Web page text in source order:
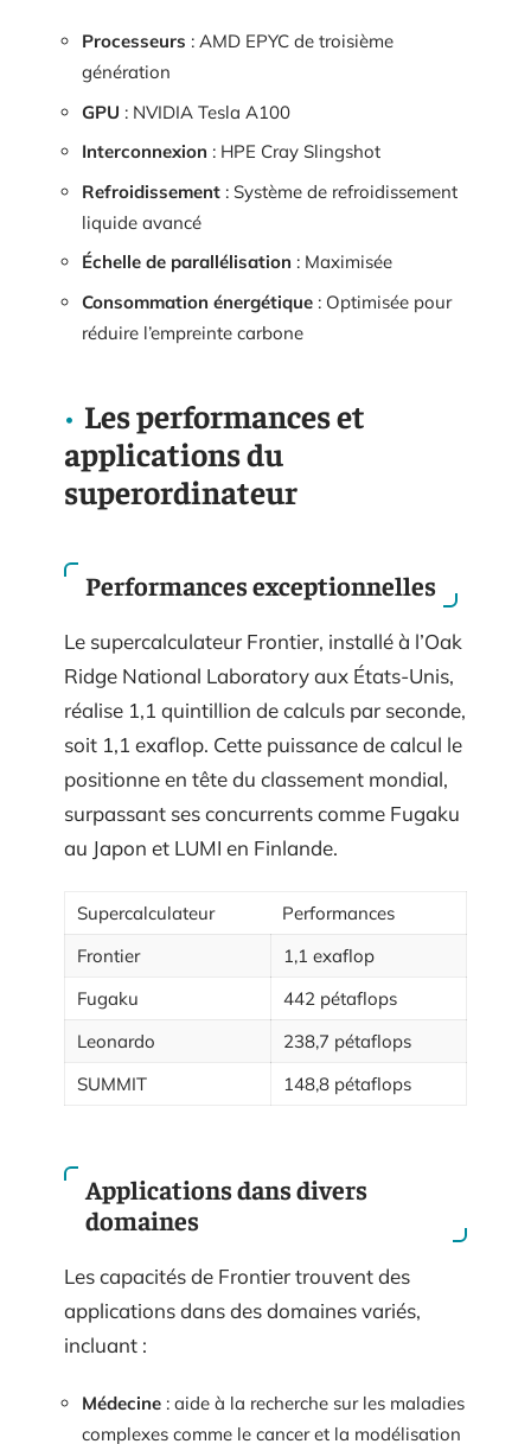
Processeurs : AMD EPYC de troisième
génération
GPU : NVIDIA Tesla A100
Interconnexion : HPE Cray Slingshot
Refroidissement : Système de refroidissement
liquide avancé
Échelle de parallélisation : Maximisée
Consommation énergétique : Optimisée pour
réduire l’empreinte carbone
Les performances et
applications du
superordinateur
Performances exceptionnelles
Le supercalculateur Frontier, installé à l’Oak
Ridge National Laboratory aux États-Unis,
réalise 1,1 quintillion de calculs par seconde,
soit 1,1 exaflop. Cette puissance de calcul le
positionne en tête du classement mondial,
surpassant ses concurrents comme Fugaku
au Japon et LUMI en Finlande.
Supercalculateur
Performances
Frontier
1,1 exaflop
Fugaku
442 pétaflops
Leonardo
238,7 pétaflops
SUMMIT
148,8 pétaflops
Applications dans divers
domaines
Les capacités de Frontier trouvent des
applications dans des domaines variés,
incluant :
Médecine : aide à la recherche sur les maladies
complexes comme le cancer et la modélisation